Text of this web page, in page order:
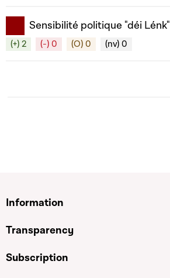
Sensibilité politique "déi Lénk"
(+) 2 (-) 0 (O) 0 (nv) 0
Information
Transparency
Subscription